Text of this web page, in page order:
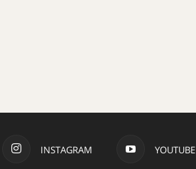
INSTAGRAM YOUTUBE